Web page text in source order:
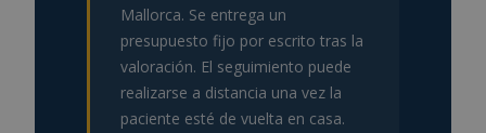
Mallorca. Se entrega un
presupuesto fijo por escrito tras la
valoración. El seguimiento puede
realizarse a distancia una vez la
paciente esté de vuelta en casa.